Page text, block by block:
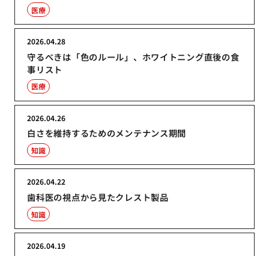
医療
守るべきは「色のルール」、ホワイトニング直後の食
事リスト
2026.04.28
医療
白さを維持するためのメンテナンス期間
2026.04.26
知識
歯科医の視点から見たクレスト製品
2026.04.22
知識
2026.04.19